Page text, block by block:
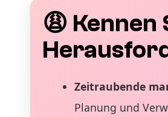
😩 Kennen
Zeitraubende
Planung und